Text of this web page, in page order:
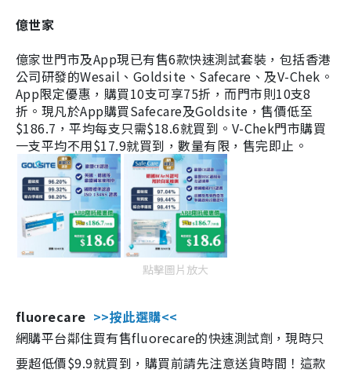
億世家
億家世門市及App現已有售6款快速測試套裝，包括香港
公司研發的Wesail、Goldsite、Safecare、及V-Chek。
App限定優惠，購買10支可享75折，而門市則10支8
折。現凡於App購買Safecare及Goldsite，售價低至
$186.7，平均每支只需$18.6就買到。V-Chek門市購買
一支平均不用$17.9就買到，數量有限，售完即止。
點擊圖片放大
fluorecare >>按此選購<<
網購平台鄰住買有售fluorecare的快速測試劑，現時只
要超低價$9.9就買到，購買前請先注意送貨時間！這款